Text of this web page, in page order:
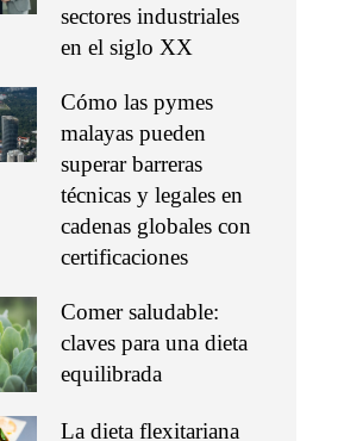
sectores industriales
en el siglo XX
Cómo las pymes
malayas pueden
superar barreras
técnicas y legales en
cadenas globales con
certificaciones
Comer saludable:
claves para una dieta
equilibrada
La dieta flexitariana